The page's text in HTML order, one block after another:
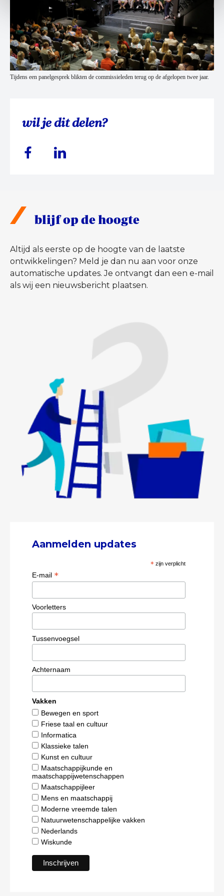
Tijdens een panelgesprek blikten de commissieleden terug op de afgelopen twee jaar.
wil je dit delen?
blijf op de hoogte
Altijd als eerste op de hoogte van de laatste
ontwikkelingen? Meld je dan nu aan voor onze
automatische updates. Je ontvangt dan een e-mail
als wij een nieuwsbericht plaatsen.
Aanmelden updates
* zijn verplicht
E-mail *
Voorletters
Tussenvoegsel
Achternaam
Vakken
Bewegen en sport
Friese taal en cultuur
Informatica
Klassieke talen
Kunst en cultuur
Maatschappijkunde en
maatschappijwetenschappen
Maatschappijleer
Mens en maatschappij
Moderne vreemde talen
Natuurwetenschappelijke vakken
Nederlands
Wiskunde